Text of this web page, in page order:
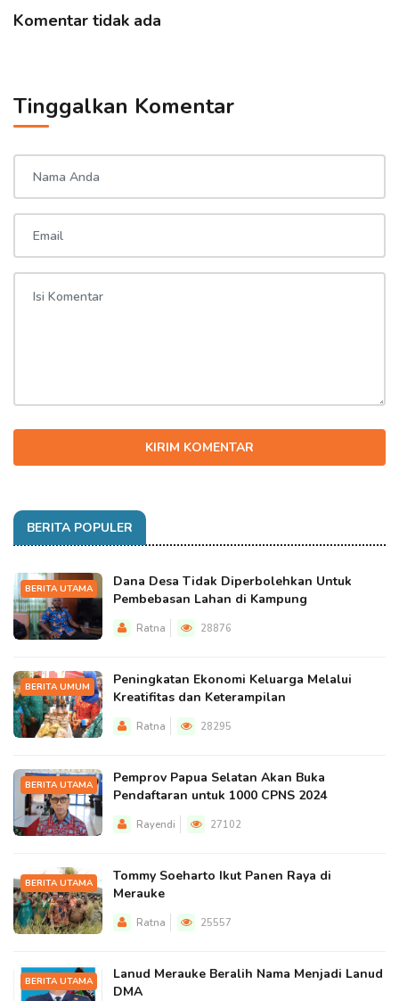
Komentar tidak ada
Tinggalkan Komentar
KIRIM KOMENTAR
BERITA POPULER
BERITA UTAMA
Dana Desa Tidak Diperbolehkan Untuk
Pembebasan Lahan di Kampung
Ratna 28876
BERITA UMUM
Peningkatan Ekonomi Keluarga Melalui
Kreatifitas dan Keterampilan
Ratna 28295
BERITA UTAMA
Pemprov Papua Selatan Akan Buka
Pendaftaran untuk 1000 CPNS 2024
Rayendi 27102
BERITA UTAMA
Tommy Soeharto Ikut Panen Raya di
Merauke
Ratna 25557
BERITA UTAMA
Lanud Merauke Beralih Nama Menjadi Lanud
DMA